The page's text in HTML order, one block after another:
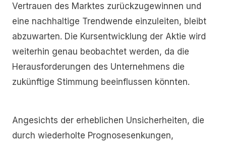
Vertrauen des Marktes zurückzugewinnen und
eine nachhaltige Trendwende einzuleiten, bleibt
abzuwarten. Die Kursentwicklung der Aktie wird
weiterhin genau beobachtet werden, da die
Herausforderungen des Unternehmens die
zukünftige Stimmung beeinflussen könnten.
Angesichts der erheblichen Unsicherheiten, die
durch wiederholte Prognosesenkungen,